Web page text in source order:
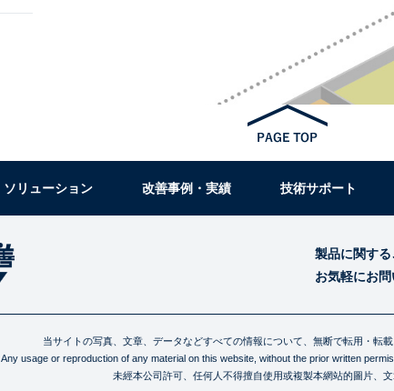
ソリューション 改善事例・実績 技術サポート
製品に関する
お気軽にお問
当サイトの写真、文章、データなどすべての情報について、無断で転用・転載
Any usage or reproduction of any material on this website, without the prior written
未經本公司許可、任何人不得擅自使用或複製本網站的圖片、文